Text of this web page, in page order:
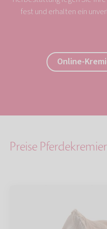
fest und erhalten ein
Online-
Preise